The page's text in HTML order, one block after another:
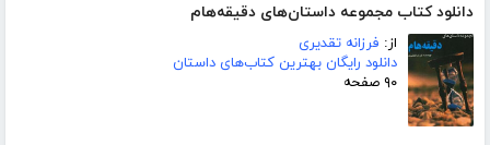
دانلود کتاب مجموعه داستان‌های دقیقه‌هام
از: فرزانه تقدیری
دانلود رایگان بهترین کتاب‌های داستان
۹۰ صفحه